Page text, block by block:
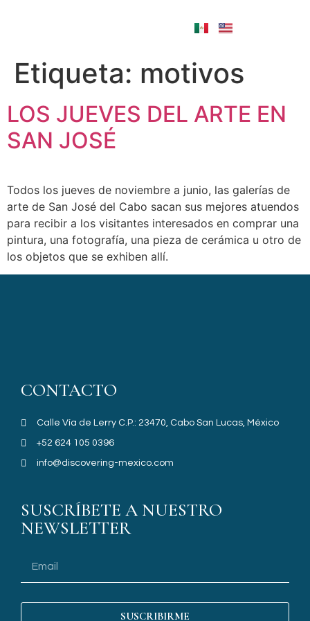
Etiqueta: motivos
LOS JUEVES DEL ARTE EN
SAN JOSÉ
Todos los jueves de noviembre a junio, las galerías de
arte de San José del Cabo sacan sus mejores atuendos
para recibir a los visitantes interesados en comprar una
pintura, una fotografía, una pieza de cerámica u otro de
los objetos que se exhiben allí.
CONTACTO
Calle Vía de Lerry C.P.: 23470, Cabo San Lucas, México
+52 624 105 0396
info@discovering-mexico.com
SUSCRÍBETE A NUESTRO
NEWSLETTER
SUSCRIBIRME